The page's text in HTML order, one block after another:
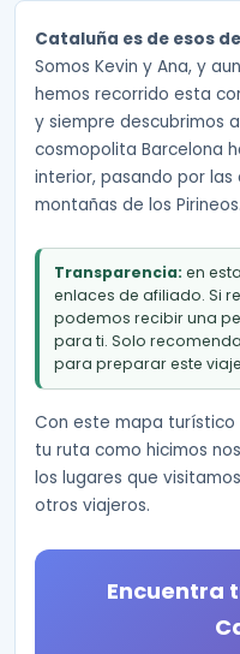
Cataluña es de esos
Somos Kevin y Ana, y
hemos recorrido esta
y siempre descubrimos
cosmopolita Barcelona
interior, pasando por
montañas de los Pirineos.
Transparencia: en
enlaces de afiliado. Si
podemos recibir una
para ti. Solo
para preparar este
Con este mapa
tu ruta como hicimos
los lugares que
otros viajeros.
Encuentra